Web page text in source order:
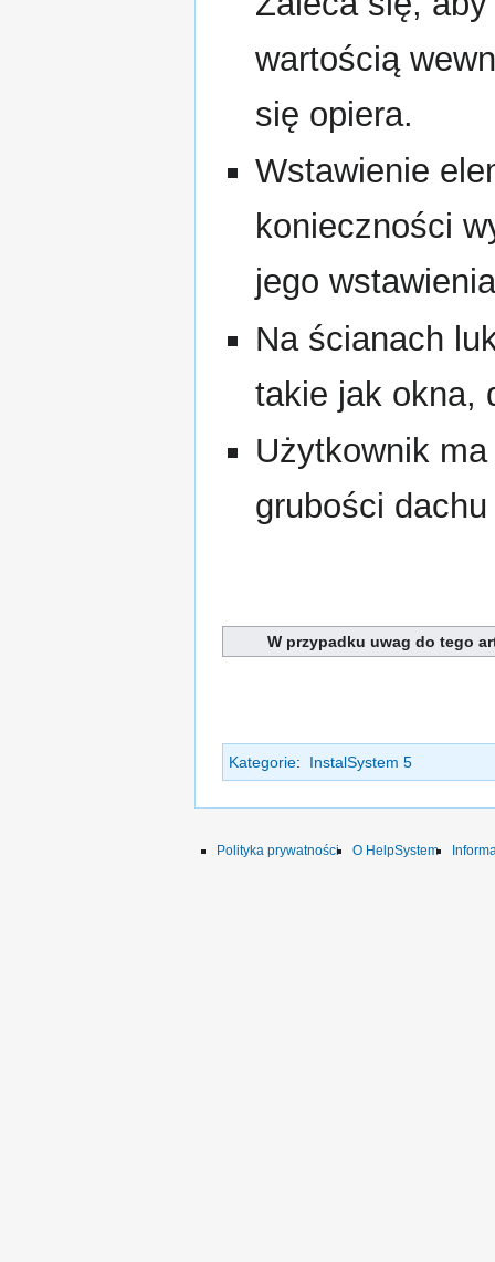
wartością
się opiera.
Wstawienie
konieczności
jego
Na ścianach
takie jak okna,
Użytkownik
grubości
W przypadku uwag do tego
Kategorie: InstalSystem 5
Polityka prywatności O HelpSystem